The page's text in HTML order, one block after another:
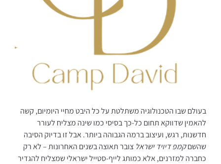
בעולם שבו הטכנולוגיה משתלטת על כל היבט מחיי היומיום, קשה
להאמין שדווקא תחום כל-כך בסיסי כמו שינה מצליח לעורר
חדשנות, רגש, ועיצוב ברמה הגבוהה ביותר. אבל זו בדיוק הסיבה
שהשםקמפ דיויד ישראל צובר תאוצה בשנים האחרונות – לא רק
כחברה למזרנים, אלא כמותג לייף-סטייל ישראלי שמצליח להגדיר